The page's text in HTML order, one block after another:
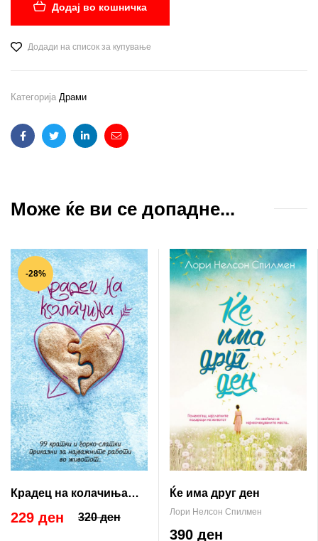
Додај во кошничка
Додади на список за купување
Категорија Драми
FacebookTwitterLinkedinEmail
Може ќе ви се допадне...
-28%
Крадец на колачиња
(101 инспиративна
приказна)
320 ден
229 ден
Ќе има друг ден
Лори Нелсон Спилмен
390 ден